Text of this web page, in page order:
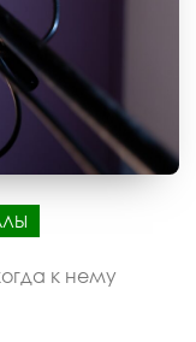
к нему